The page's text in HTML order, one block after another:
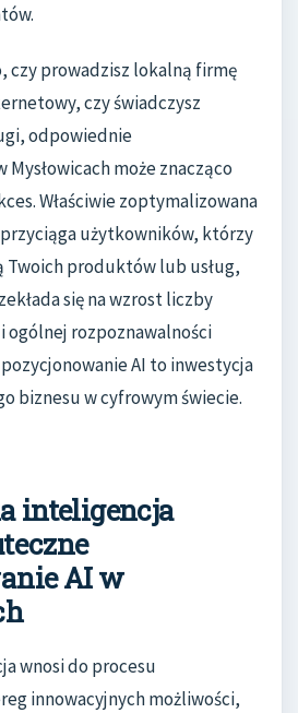
czy prowadzisz lokalną firmę
czy świadczysz
odpowiednie
Mysłowicach może znacząco
Właściwie zoptymalizowana
użytkowników, którzy
produktów lub usług,
się na wzrost liczby
ogólnej rozpoznawalności
AI to inwestycja
biznesu w cyfrowym świecie.
inteligencja
AI w
wnosi do procesu
innowacyjnych możliwości,